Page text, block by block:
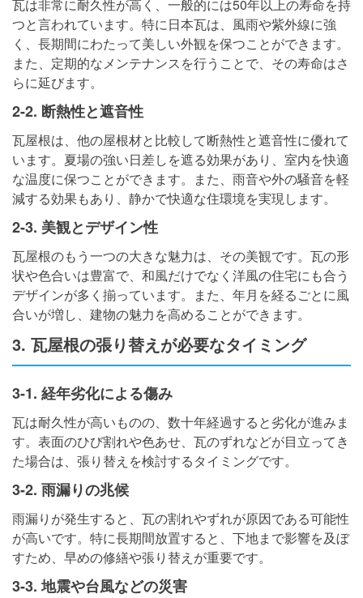
瓦は非常に耐久性が高く、一般的には50年以上の寿命を持
つと言われています。特に日本瓦は、風雨や紫外線に強
く、長期間にわたって美しい外観を保つことができます。
また、定期的なメンテナンスを行うことで、その寿命はさ
らに延びます。
2-2. 断熱性と遮音性
瓦屋根は、他の屋根材と比較して断熱性と遮音性に優れて
います。夏場の強い日差しを遮る効果があり、室内を快適
な温度に保つことができます。また、雨音や外の騒音を軽
減する効果もあり、静かで快適な住環境を実現します。
2-3. 美観とデザイン性
瓦屋根のもう一つの大きな魅力は、その美観です。瓦の形
状や色合いは豊富で、和風だけでなく洋風の住宅にも合う
デザインが多く揃っています。また、年月を経るごとに風
合いが増し、建物の魅力を高めることができます。
3. 瓦屋根の張り替えが必要なタイミング
3-1. 経年劣化による傷み
瓦は耐久性が高いものの、数十年経過すると劣化が進みま
す。表面のひび割れや色あせ、瓦のずれなどが目立ってき
た場合は、張り替えを検討するタイミングです。
3-2. 雨漏りの兆候
雨漏りが発生すると、瓦の割れやずれが原因である可能性
が高いです。特に長期間放置すると、下地まで影響を及ぼ
すため、早めの修繕や張り替えが重要です。
3-3. 地震や台風などの災害